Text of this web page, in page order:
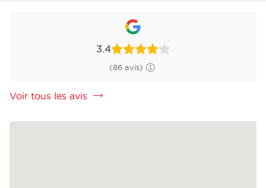
3.4
(86 avis)
Voir tous les avis